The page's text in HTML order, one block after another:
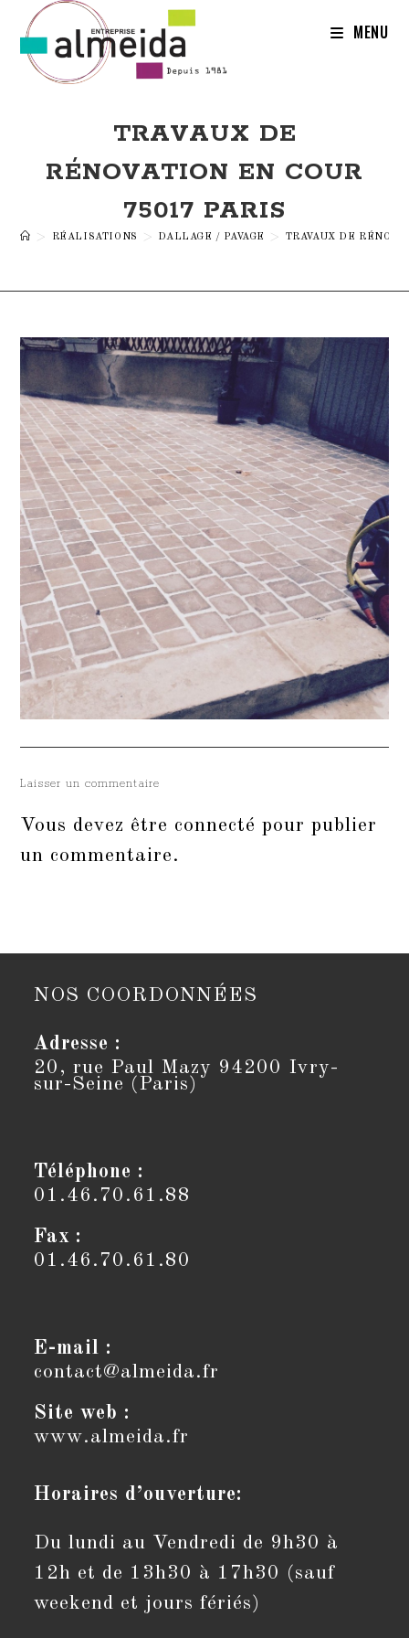
MENU
TRAVAUX DE
RÉNOVATION EN COUR
75017 PARIS
> RÉALISATIONS > DALLAGE / PAVAGE > TRAVAUX DE
Laisser un commentaire
Vous devez être connecté pour publier
un commentaire.
NOS COORDONNÉES
Adresse :
20, rue Paul Mazy 94200 Ivry-
sur-Seine (Paris)
Téléphone :
01.46.70.61.88
Fax :
01.46.70.61.80
E-mail :
contact@almeida.fr
Site web :
www.almeida.fr
Horaires d’ouverture:
Du lundi au Vendredi de 9h30 à
12h et de 13h30 à 17h30 (sauf
weekend et jours fériés)